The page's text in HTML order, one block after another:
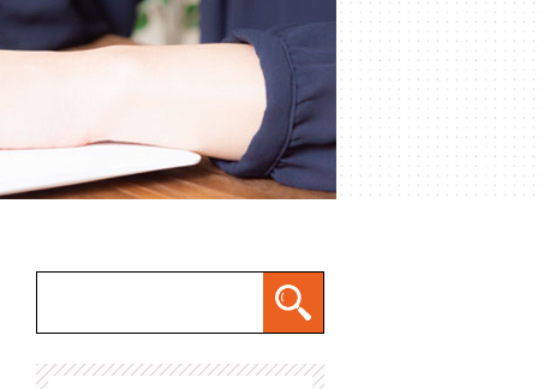
お問い合わせか
らの流れ
求人情報